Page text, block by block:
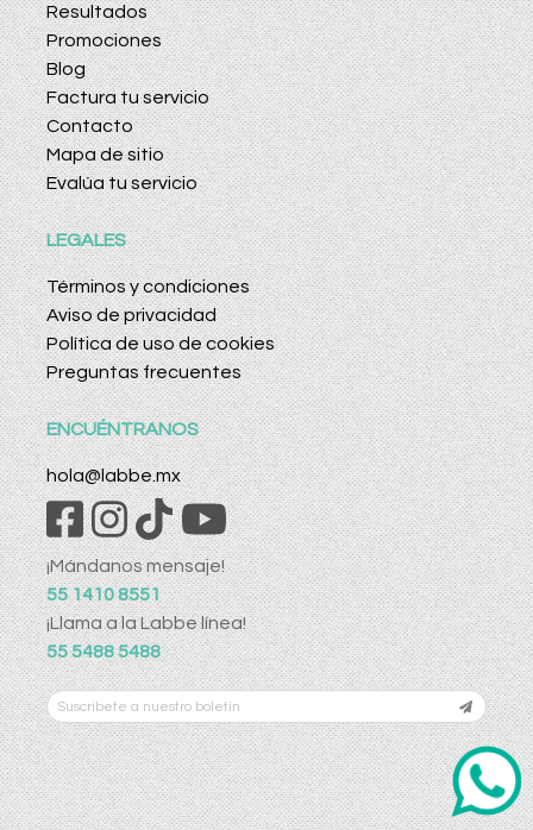
Resultados
Promociones
Blog
Factura tu servicio
Contacto
Mapa de sitio
Evalúa tu servicio
LEGALES
Términos y condiciones
Aviso de privacidad
Política de uso de cookies
Preguntas frecuentes
ENCUÉNTRANOS
hola@labbe.mx
¡Mándanos mensaje!
55 1410 8551
¡Llama a la Labbe línea!
55 5488 5488